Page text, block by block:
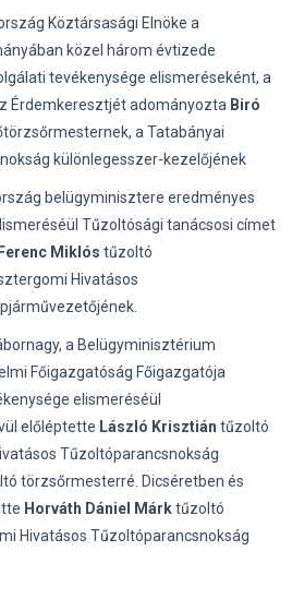
Köztársasági Elnöke a
közel három évtizede
tevékenysége elismeréseként, a
Érdemkeresztjét adományozta Biró
a Tatabányai
különlegesszer-kezelőjének
belügyminisztere eredményes
Tűzoltósági tanácsosi címet
Miklós tűzoltó
Hivatásos
a Belügyminisztérium
Főigazgatóság Főigazgatója
elismeréséül
előléptette László Krisztián tűzoltó
Tűzoltóparancsnokság
törzsőrmesterré. Dicséretben és
Horváth Dániel Márktűzoltó
Hivatásos Tűzoltóparancsnokság